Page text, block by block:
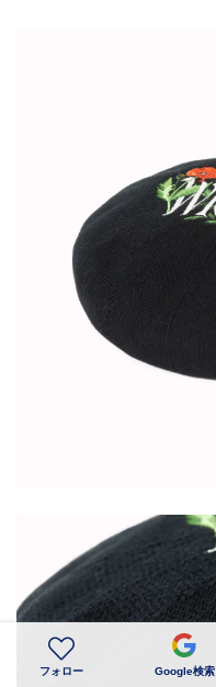
フォロー Google検索